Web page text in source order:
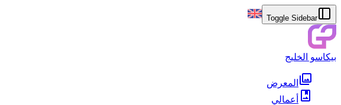
Toggle Sidebar
بيكاسو الخليج
المعرض
أعمالي